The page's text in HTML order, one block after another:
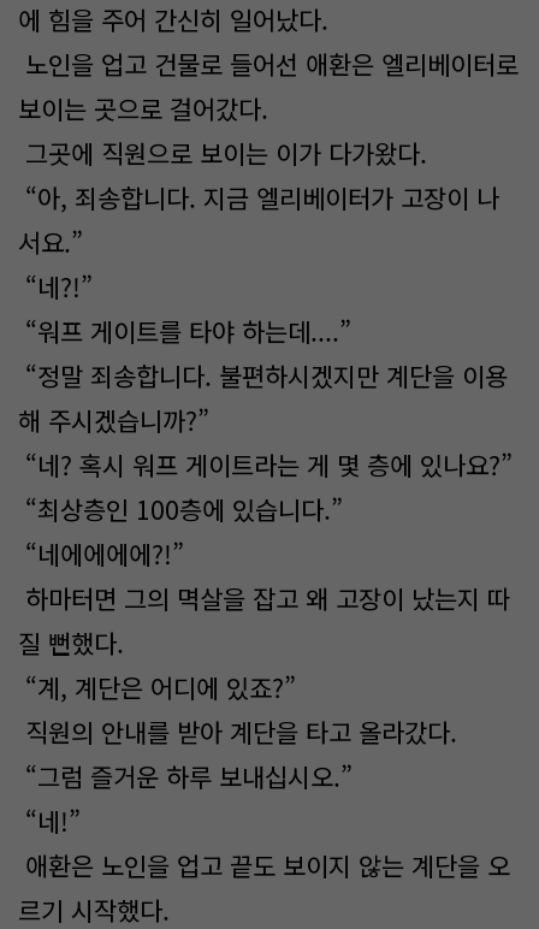
에 힘을 주어 간신히 일어났다.
노인을 업고 건물로 들어선 애환은 엘리베이터로
보이는 곳으로 걸어갔다.
그곳에 직원으로 보이는 이가 다가왔다.
“아, 죄송합니다. 지금 엘리베이터가 고장이 나
서요.”
“네?!”
“워프 게이트를 타야 하는데....”
“정말 죄송합니다. 불편하시겠지만 계단을 이용
해 주시겠습니까?”
“네? 혹시 워프 게이트라는 게 몇 층에 있나요?”
“최상층인 100층에 있습니다.”
“네에에에에?!”
하마터면 그의 멱살을 잡고 왜 고장이 났는지 따
질 뻔했다.
“계, 계단은 어디에 있죠?”
직원의 안내를 받아 계단을 타고 올라갔다.
“그럼 즐거운 하루 보내십시오.”
“네!”
애환은 노인을 업고 끝도 보이지 않는 계단을 오
르기 시작했다.